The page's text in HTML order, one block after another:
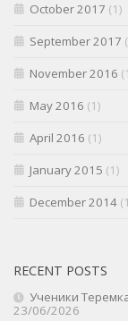
October 2017 (1)
September 2017
November 2016
May 2016 (1)
April 2016 (1)
January 2015 (1)
December 2014
RECENT POSTS
Ученики
23/06/2026